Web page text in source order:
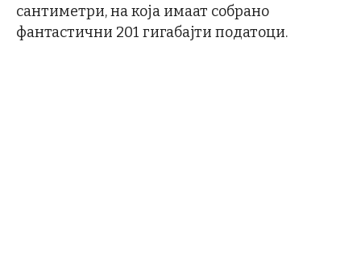
сантиметри, на која имаат собрано
фантастични 201 гигабајти податоци.